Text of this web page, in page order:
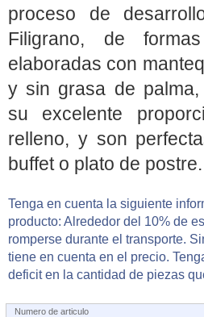
proceso de
Filigrano, de
elaboradas con
y sin grasa de palma,
su excelente
relleno, y son
buffet o plato de postre.
Tenga en cuenta la siguiente
producto: Alrededor del 10% de
romperse durante el transporte.
tiene en cuenta en el precio.
deficit en la cantidad de piezas
Numero de articulo